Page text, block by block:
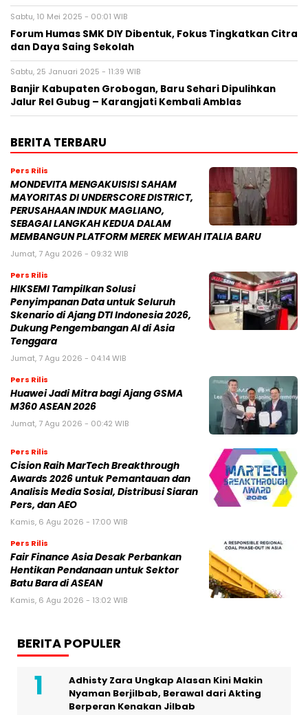
Sabtu, 10 Mei 2025 - 00:01 WIB
Forum Humas SMK DIY Dibentuk, Fokus Tingkatkan Citra
dan Daya Saing Sekolah
Sabtu, 25 Januari 2025 - 11:39 WIB
Banjir Kabupaten Grobogan, Baru Sehari Dipulihkan
Jalur Rel Gubug – Karangjati Kembali Amblas
BERITA TERBARU
Pers Rilis
MONDEVITA MENGAKUISISI SAHAM
MAYORITAS DI UNDERSCORE DISTRICT,
PERUSAHAAN INDUK MAGLIANO,
SEBAGAI LANGKAH KEDUA DALAM
MEMBANGUN PLATFORM MEREK MEWAH ITALIA BARU
Jumat, 7 Agu 2026 - 09:32 WIB
Pers Rilis
HIKSEMI Tampilkan Solusi
Penyimpanan Data untuk Seluruh
Skenario di Ajang DTI Indonesia 2026,
Dukung Pengembangan AI di Asia
Tenggara
Jumat, 7 Agu 2026 - 04:14 WIB
Pers Rilis
Huawei Jadi Mitra bagi Ajang GSMA
M360 ASEAN 2026
Jumat, 7 Agu 2026 - 00:42 WIB
Pers Rilis
Cision Raih MarTech Breakthrough
Awards 2026 untuk Pemantauan dan
Analisis Media Sosial, Distribusi Siaran
Pers, dan AEO
Kamis, 6 Agu 2026 - 17:00 WIB
Pers Rilis
Fair Finance Asia Desak Perbankan
Hentikan Pendanaan untuk Sektor
Batu Bara di ASEAN
Kamis, 6 Agu 2026 - 13:02 WIB
BERITA POPULER
Adhisty Zara Ungkap Alasan Kini Makin
Nyaman Berjilbab, Berawal dari Akting
Berperan Kenakan Jilbab